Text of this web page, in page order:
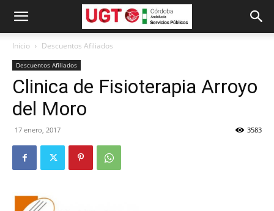
Inicio Descuentos Afiliados
Descuentos Afiliados
Clinica de Fisioterapia Arroyo
del Moro
17 enero, 2017 3583